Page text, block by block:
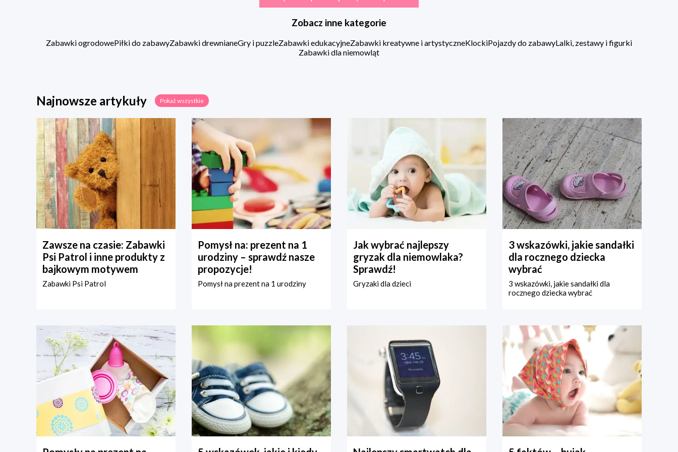
Zobacz inne kategorie
Zabawki ogrodowePiłki do zabawyZabawki drewnianeGry i puzzleZabawki edukacyjneZabawki kreatywne i artystyczneKlockiPojazdy do zabawyLalki, zestawy i figurki
Zabawki dla niemowląt
Najnowsze artykuły Pokaż wszystkie
Zawsze na czasie: Zabawki
Psi Patrol i inne produkty z
bajkowym motywem
Zabawki Psi Patrol
Pomysł na: prezent na 1
urodziny – sprawdź nasze
propozycje!
Pomysł na prezent na 1 urodziny
Jak wybrać najlepszy
gryzak dla niemowlaka?
Sprawdź!
Gryzaki dla dzieci
3 wskazówki, jakie sandałki
dla rocznego dziecka
wybrać
3 wskazówki, jakie sandałki dla
rocznego dziecka wybrać